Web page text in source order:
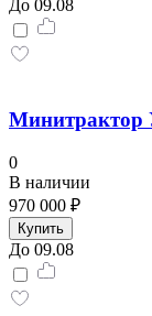
До 09.08
Минитрактор
0
В наличии
970 000 ₽
Купить
До 09.08